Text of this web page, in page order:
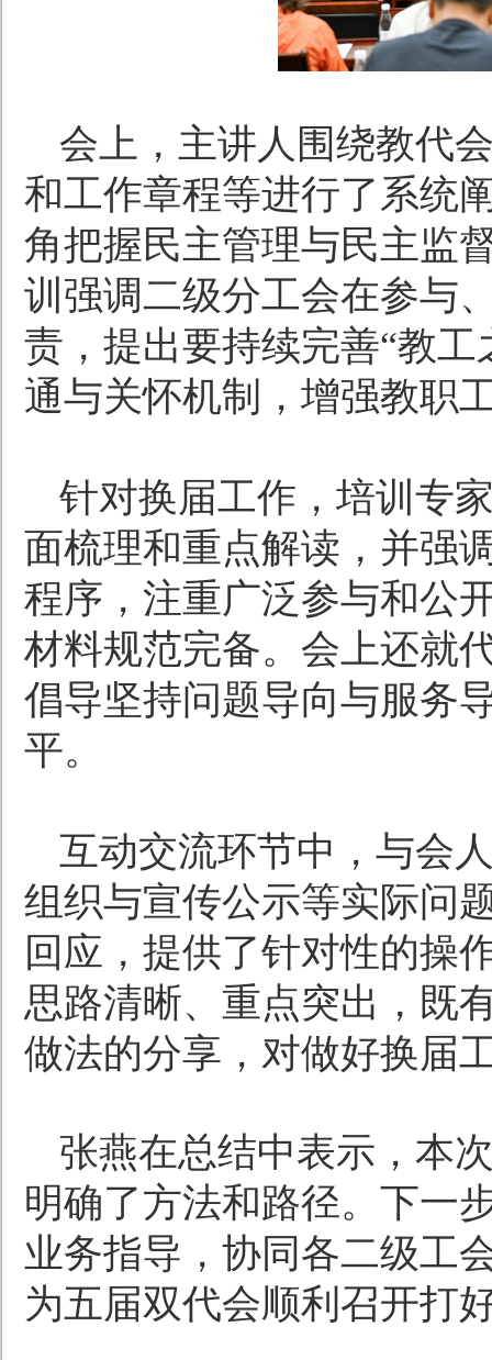
会上，主讲人围绕教代
和工作章程等进行了系统
角把握民主管理与民主监
训强调二级分工会在参与
责，提出要持续完善“教工
通与关怀机制，增强教职
针对换届工作，培训专
面梳理和重点解读，并强
程序，注重广泛参与和公
材料规范完备。会上还就
倡导坚持问题导向与服务
平。
互动交流环节中，与会
组织与宣传公示等实际问
回应，提供了针对性的操
思路清晰、重点突出，既
做法的分享，对做好换届
张燕在总结中表示，本
明确了方法和路径。下一
业务指导，协同各二级工
为五届双代会顺利召开打